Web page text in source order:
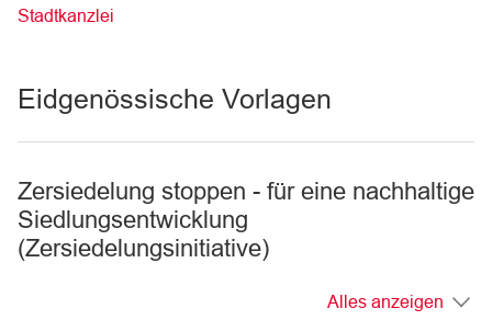
Stadtkanzlei
Eidgenössische Vorlagen
Zersiedelung stoppen - für eine nachhaltige
Siedlungsentwicklung
(Zersiedelungsinitiative)
Alles anzeigen